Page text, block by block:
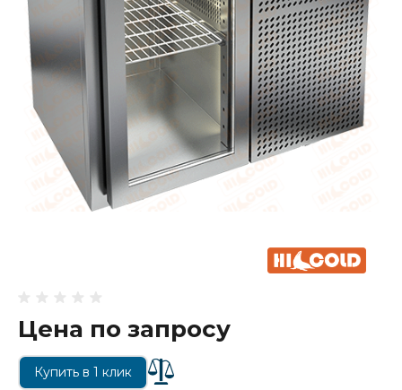
Цена по запросу
Купить в 1 клик